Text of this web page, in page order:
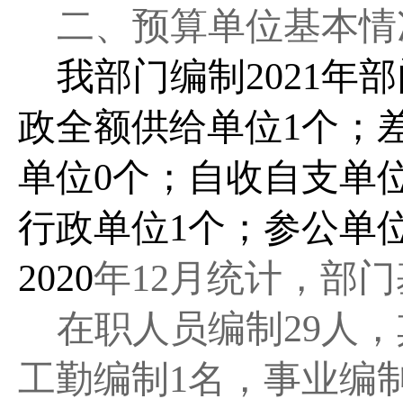
二、预算单位基本
我部门编制2021年
政全额供给单位1个；
单位0个；自收自支单
行政单位1个；参公单
2020年12月统计，部
在职人员编制 29人
工勤编制 1名， 事业编